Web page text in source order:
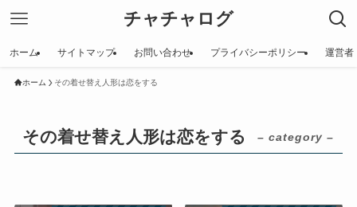
チャチャログ
ホーム サイトマップ お問い合わせ プライバシーポリシー 運営者
ホーム その着せ替え人形は恋をする
その着せ替え人形は恋をする – category –